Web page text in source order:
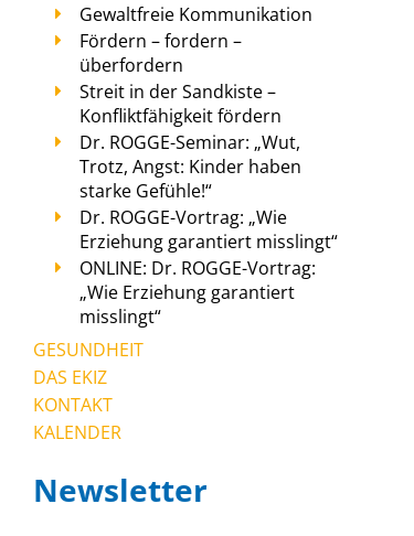
Gewaltfreie Kommunikation
Fördern – fordern –
überfordern
Streit in der Sandkiste –
Konfliktfähigkeit fördern
Dr. ROGGE-Seminar: „Wut,
Trotz, Angst: Kinder haben
starke Gefühle!“
Dr. ROGGE-Vortrag: „Wie
Erziehung garantiert misslingt“
ONLINE: Dr. ROGGE-Vortrag:
„Wie Erziehung garantiert
misslingt“
GESUNDHEIT
DAS EKIZ
KONTAKT
KALENDER
Newsletter